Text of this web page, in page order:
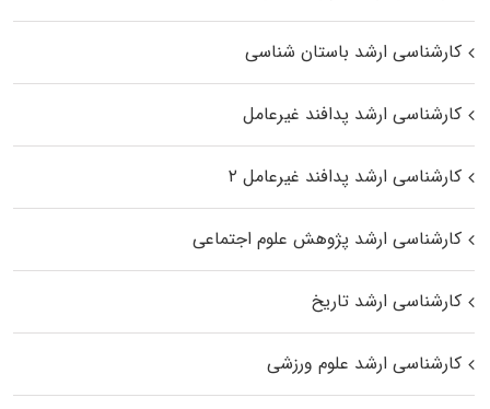
کارشناسی ارشد باستان شناسی
کارشناسی ارشد پدافند غیرعامل
کارشناسی ارشد پدافند غیرعامل ۲
کارشناسی ارشد پژوهش علوم اجتماعی
کارشناسی ارشد تاریخ
کارشناسی ارشد علوم ورزشی